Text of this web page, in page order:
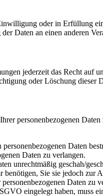
oder in Erfüllung
Daten an einen anderen
jederzeit das Recht
oder Löschung dieser
personenbezogenen
Daten
Daten zu verlangen.
unrechtmäßig geschah/
Sie sie jedoch zur
Daten zu
eingelegt haben, muss